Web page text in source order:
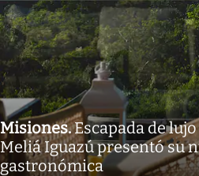
Misiones.Escapada de
Meliá Iguazú presentó su
gastronómica